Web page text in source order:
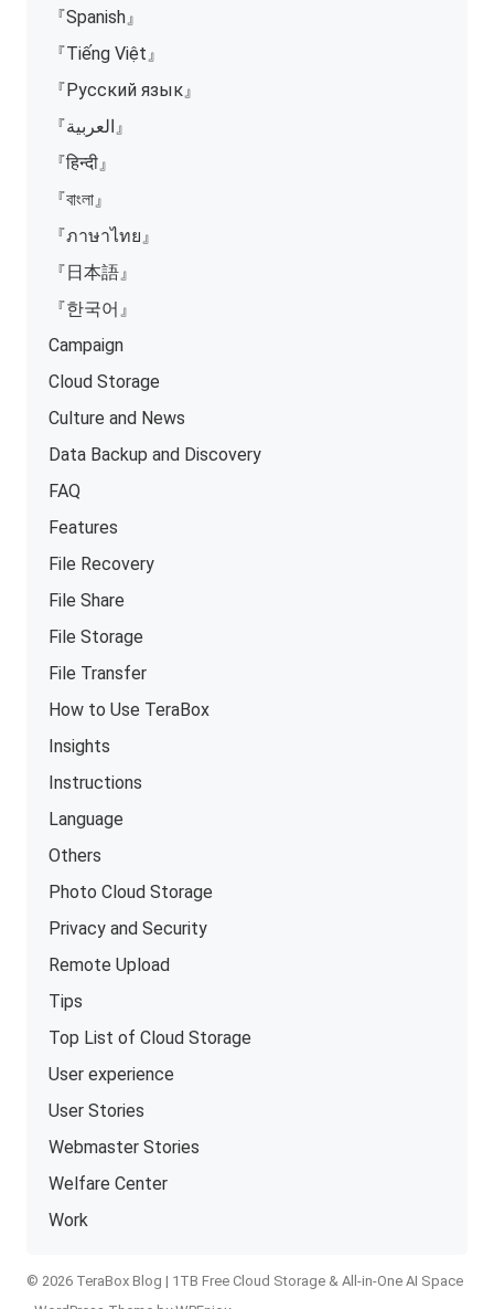
『Spanish』
『Tiếng Việt』
『Русский язык』
『العربية』
『हिन्दी』
『বাংলা』
『ภาษาไทย』
『日本語』
『한국어』
Campaign
Cloud Storage
Culture and News
Data Backup and Discovery
FAQ
Features
File Recovery
File Share
File Storage
File Transfer
How to Use TeraBox
Insights
Instructions
Language
Others
Photo Cloud Storage
Privacy and Security
Remote Upload
Tips
Top List of Cloud Storage
User experience
User Stories
Webmaster Stories
Welfare Center
Work
© 2026 TeraBox Blog | 1TB Free Cloud Storage & All-in-One AI Space